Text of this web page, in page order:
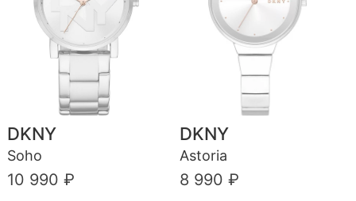
DKNY
Soho
10 990 ₽
DKNY
Astoria
8 990 ₽